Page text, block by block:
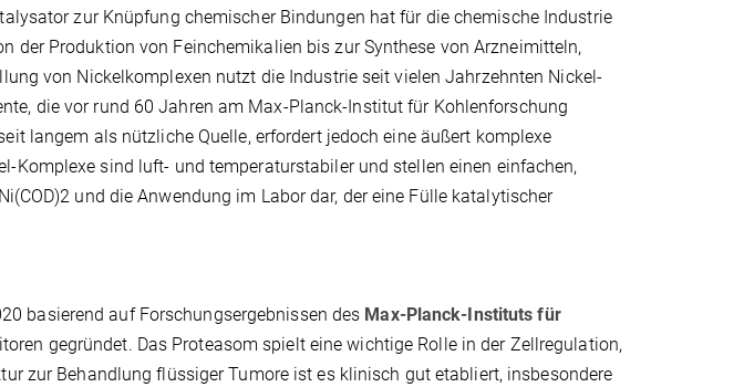
zur Knüpfung chemischer Bindungen hat für die chemische Industrie
der Produktion von Feinchemikalien bis zur Synthese von Arzneimitteln,
von Nickelkomplexen nutzt die Industrie seit vielen Jahrzehnten Nickel-
die vor rund 60 Jahren am Max-Planck-Institut für Kohlenforschung
langem als nützliche Quelle, erfordert jedoch eine äußert komplexe
Komplexe sind luft- und temperaturstabiler und stellen einen einfachen,
und die Anwendung im Labor dar, der eine Fülle katalytischer
basierend auf Forschungsergebnissen des Max-Planck-Instituts für
gegründet. Das Proteasom spielt eine wichtige Rolle in der Zellregulation,
zur Behandlung flüssiger Tumore ist es klinisch gut etabliert, insbesondere